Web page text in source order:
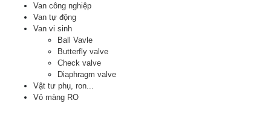
Van công nghiệp
Van tự động
Van vi sinh
Ball Vavle
Butterfly valve
Check valve
Diaphragm valve
Vật tư phụ, ron...
Vỏ màng RO